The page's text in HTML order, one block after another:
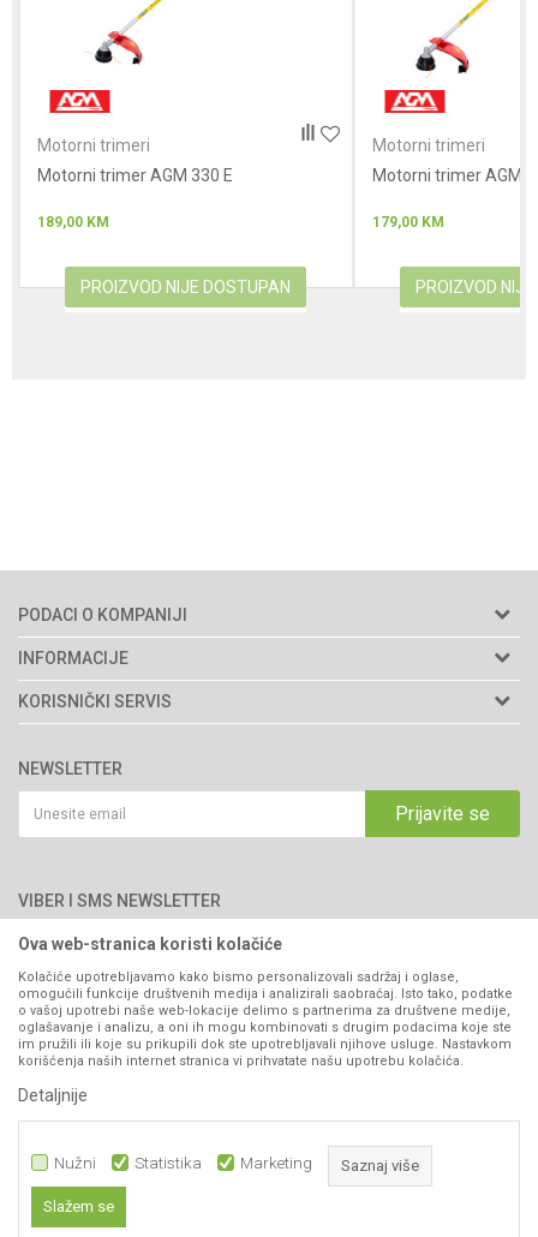
Anti-spam zaštita - izračunajte koliko je 9 - 4 :
Motorni trimeri
Motorni trimer AGM 330 E
189,00 KM
PROIZVOD NIJE DOSTUPAN
Motorni trimeri
Motorni trimer AGM
179,00 KM
PROIZVOD
PODACI O KOMPANIJI
Agromarket d.o.o.
Matični broj: 11003826
76300 Bijeljina
066/44-99-00
INFORMACIJE
O nama
Brendovi
Katalozi
Saradnja
Kontakt
KORISNIČKI SERVIS
Politika privatnosti
Kako kupiti
Isporuka
Pravo na odustajanje
Reklamacije
Povraćaj sredstava
Zamjena artikala
Plaćanje karticama
NEWSLETTER
Prijavite se
VIBER I SMS NEWSLETTER
PRATITE NAS
Ova web-stranica koristi kolačiće
Kolačiće upotrebljavamo kako bismo personalizovali sadržaj i oglase,
omogućili funkcije društvenih medija i analizirali saobraćaj. Isto tako, podatke
o vašoj upotrebi naše web-lokacije delimo s partnerima za društvene medije,
oglašavanje i analizu, a oni ih mogu kombinovati s drugim podacima koje ste
im pružili ili koje su prikupili dok ste upotrebljavali njihove usluge. Nastavkom
korišćenja naših internet stranica vi prihvatate našu upotrebu kolačića.
Detaljnije
Nužni Statistika Marketing Saznaj više
Slažem se